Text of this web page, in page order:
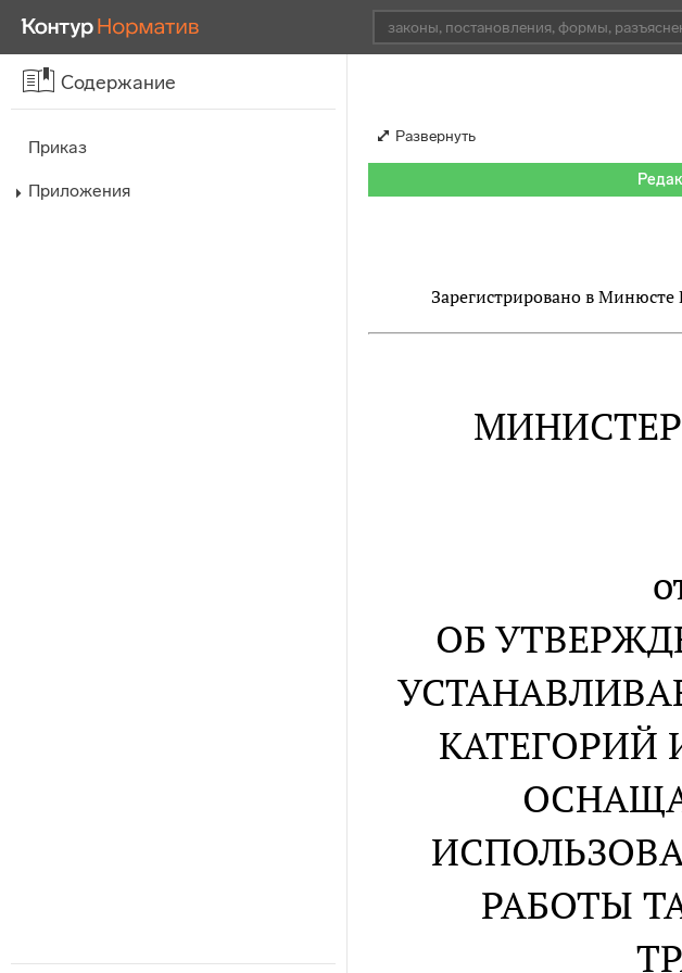
Содержание
Приказ
Приложения
Развернуть
Зарегистрировано в Минюсте
ОБ
КАТЕГОРИЙ
РАБОТЫ